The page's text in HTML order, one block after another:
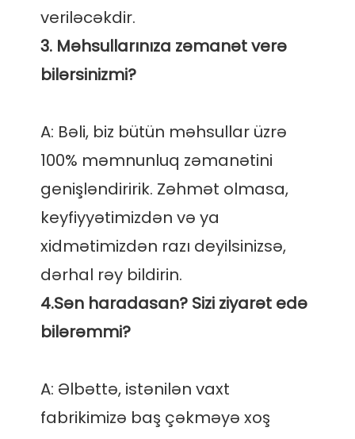
3. Məhsullarınıza zəmanət verə
A: Bəli, biz bütün məhsullar üzrə
100% məmnunluq zəmanətini
genişləndiririk. Zəhmət olmasa,
keyfiyyətimizdən və ya
xidmətimizdən razı deyilsinizsə,
4.Sən haradasan? Sizi ziyarət edə
A: Əlbəttə, istənilən vaxt
fabrikimizə baş çəkməyə xoş